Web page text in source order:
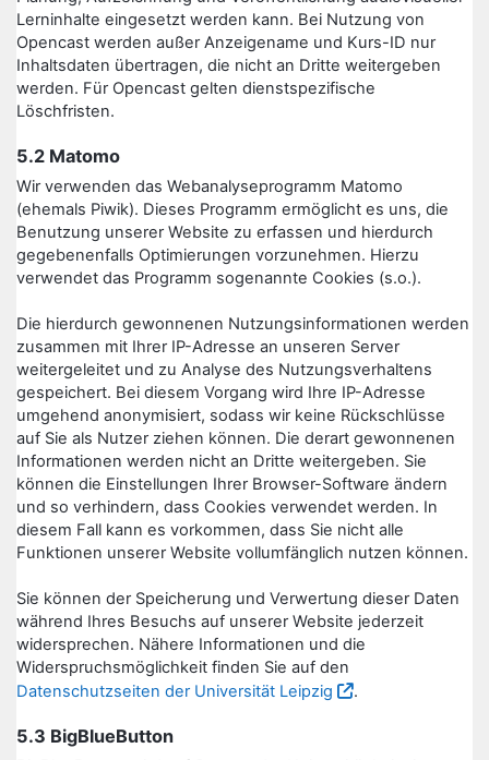
Lerninhalte eingesetzt werden kann. Bei Nutzung von
Opencast werden außer Anzeigename und Kurs-ID nur
Inhaltsdaten übertragen, die nicht an Dritte weitergeben
werden. Für Opencast gelten dienstspezifische
Löschfristen.
5.2 Matomo
Wir verwenden das Webanalyseprogramm Matomo
(ehemals Piwik). Dieses Programm ermöglicht es uns, die
Benutzung unserer Website zu erfassen und hierdurch
gegebenenfalls Optimierungen vorzunehmen. Hierzu
verwendet das Programm sogenannte Cookies (s.o.).
Die hierdurch gewonnenen Nutzungsinformationen werden
zusammen mit Ihrer IP-Adresse an unseren Server
weitergeleitet und zu Analyse des Nutzungsverhaltens
gespeichert. Bei diesem Vorgang wird Ihre IP-Adresse
umgehend anonymisiert, sodass wir keine Rückschlüsse
auf Sie als Nutzer ziehen können. Die derart gewonnenen
Informationen werden nicht an Dritte weitergeben. Sie
können die Einstellungen Ihrer Browser-Software ändern
und so verhindern, dass Cookies verwendet werden. In
diesem Fall kann es vorkommen, dass Sie nicht alle
Funktionen unserer Website vollumfänglich nutzen können.
Sie können der Speicherung und Verwertung dieser Daten
während Ihres Besuchs auf unserer Website jederzeit
widersprechen. Nähere Informationen und die
Widerspruchsmöglichkeit finden Sie auf den
Datenschutzseiten der Universität Leipzig
.
5.3 BigBlueButton